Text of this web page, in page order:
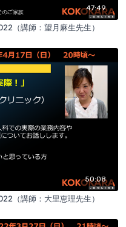
47:49
（講師：望月麻生先生）
50:08
（講師：大里恵理先生）